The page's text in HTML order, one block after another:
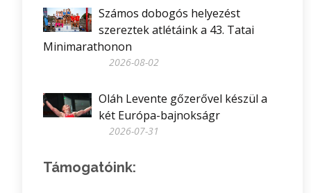
Számos dobogós helyezést
szereztek atlétáink a 43. Tatai
Minimarathonon
2026-08-02
Oláh Levente gőzerővel készül a
két Európa-bajnokságr
2026-07-31
Támogatóink: